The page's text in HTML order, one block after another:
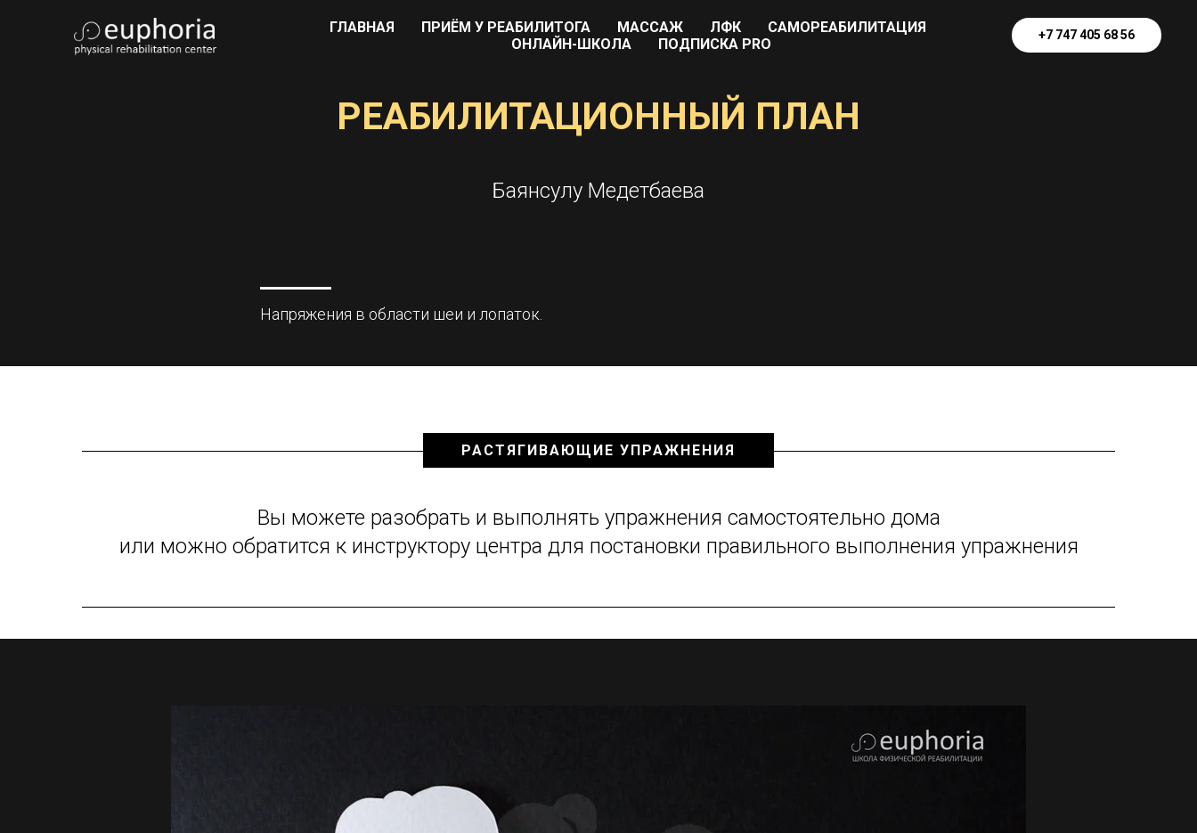
ГЛАВНАЯ ПРИЁМ У РЕАБИЛИТОГА МАССАЖ ЛФК
САМОРЕАБИЛИТАЦИЯ
ОНЛАЙН-ШКОЛА
ПОДПИСКА PRO
+7 747 405 68 56
РЕАБИЛИТАЦИОННЫЙ ПЛАН
Баянсулу Медетбаева
Напряжения в области шеи и лопаток.
РАСТЯГИВАЮЩИЕ УПРАЖНЕНИЯ
Вы можете разобрать и выполнять упражнения самостоятельно дома
или можно обратится к инструктору центра для постановки правильного выполнения упражнения